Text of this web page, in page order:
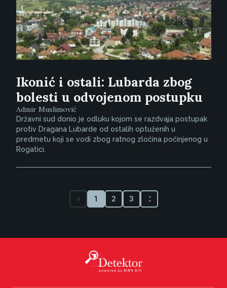
Ikonić i ostali: Lubarda zbog
bolesti u odvojenom postupku
Admir Muslimović
Državni sud donio je odluku kojom se razdvaja postupak
protiv Dragana Lubarde od ostalih optuženih u
predmetu koji se vodi zbog ratnog zločina počinjenog u
Rogatici.
1 2 3